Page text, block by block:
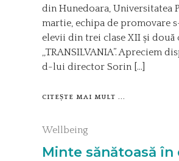
din Hunedoara, Universitatea
martie, echipa de promovare
elevii din trei clase XII și două
,,TRANSILVANIA”. Apreciem
d-lui director Sorin […]
CITEȘTE MAI MULT ...
Wellbeing
Minte sănătoasă